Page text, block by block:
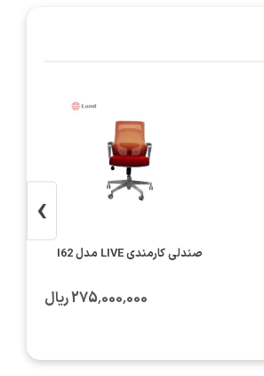
صندلی کارمندی LIVE مدل I62
275٬000٬000 ریال
›